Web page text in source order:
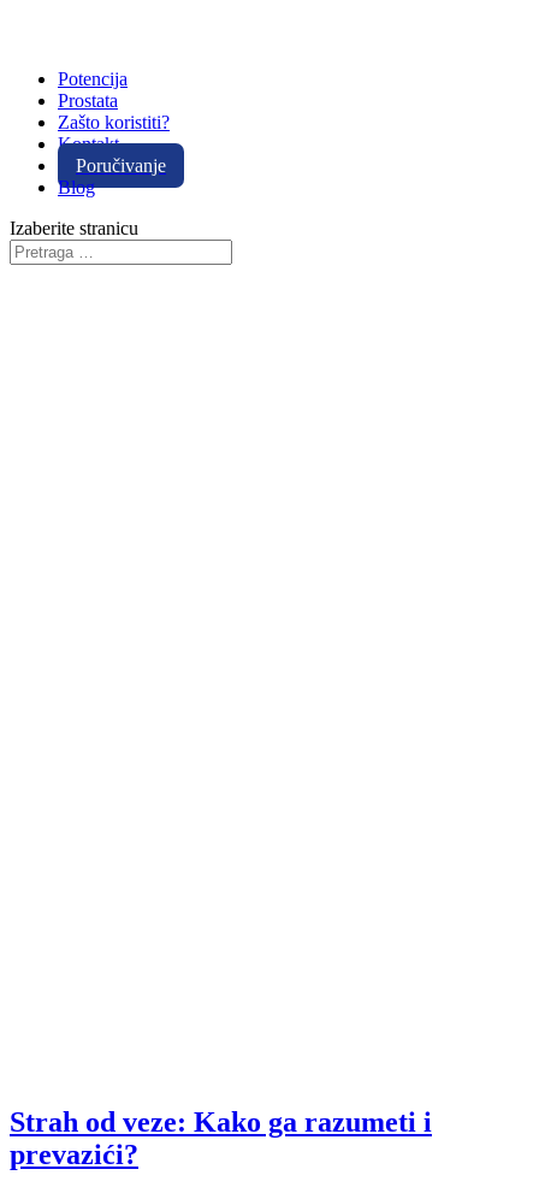
Potencija
Prostata
Zašto koristiti?
Kontakt
Poručivanje
Blog
Izaberite stranicu
Strah od veze: Kako ga razumeti i
prevazići?